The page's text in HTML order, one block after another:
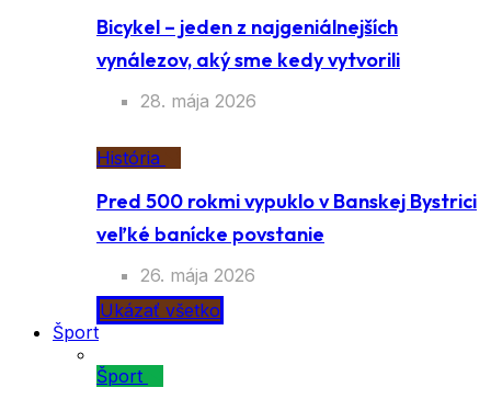
Bicykel – jeden z najgeniálnejších
vynálezov, aký sme kedy vytvorili
28. mája 2026
História
Pred 500 rokmi vypuklo v Banskej Bystrici
veľké banícke povstanie
26. mája 2026
Ukázať všetko
Šport
Šport